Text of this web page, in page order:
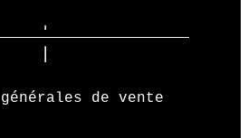
de vente